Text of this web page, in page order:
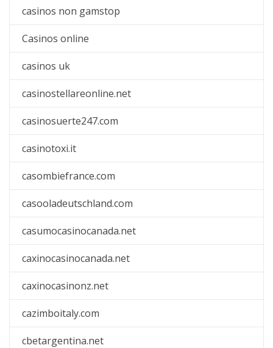
casinos non gamstop
Casinos online
casinos uk
casinostellareonline.net
casinosuerte247.com
casinotoxi.it
casombiefrance.com
casooladeutschland.com
casumocasinocanada.net
caxinocasinocanada.net
caxinocasinonz.net
cazimboitaly.com
cbetargentina.net